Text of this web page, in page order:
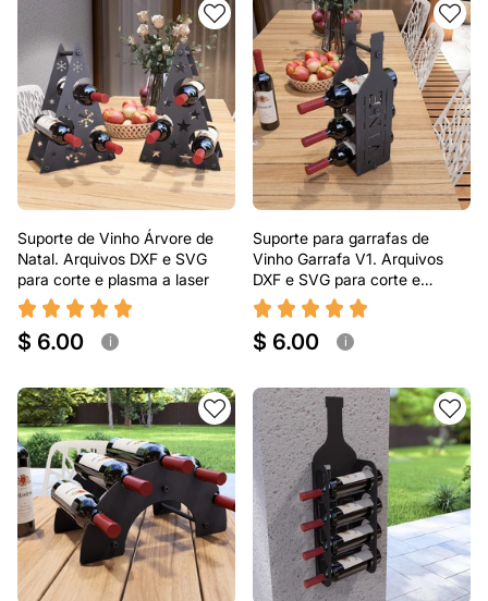
Suporte de Vinho Árvore de
Natal. Arquivos DXF e SVG
para corte e plasma a laser
$ 6.00 i
Suporte para garrafas de
Vinho Garrafa V1. Arquivos
DXF e SVG para corte e
plasma a laser
$ 6.00 i